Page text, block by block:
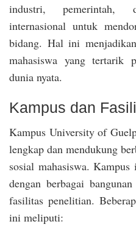
industri, pemerintah,
internasional untuk
bidang. Hal ini
mahasiswa yang tertarik
dunia nyata.
Kampus dan
Kampus University of
lengkap dan mendukung
sosial mahasiswa.
dengan berbagai
fasilitas penelitian.
ini meliputi: